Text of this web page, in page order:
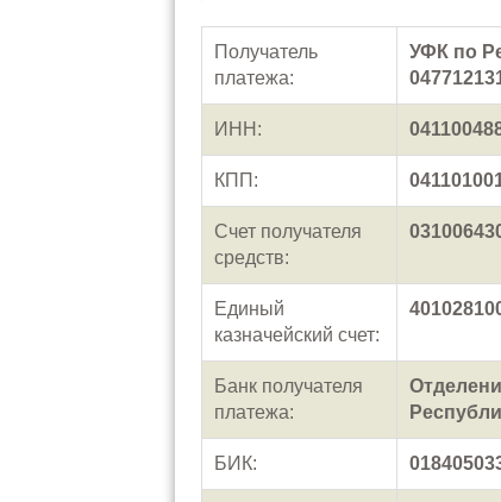
Получатель
платежа:
УФК по
ИНН:
КПП:
Счет получателя
средств:
Единый
казначейский счет:
Банк получателя
платежа:
БИК: